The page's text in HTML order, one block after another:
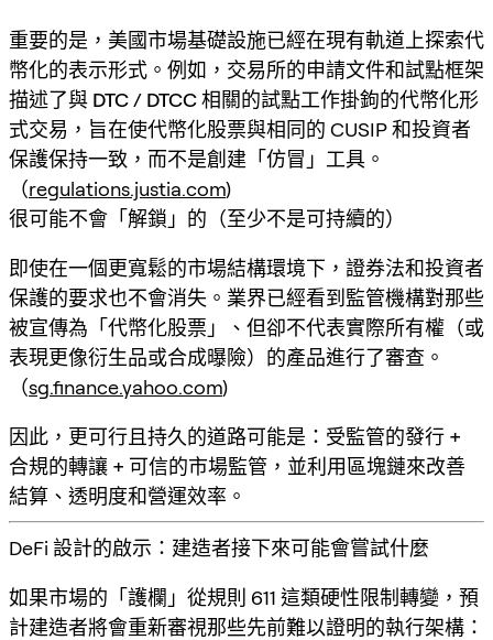
重要的是，美國市場基礎設施已經在現有軌道上探索代
幣化的表示形式。例如，交易所的申請文件和試點框架
描述了與 DTC / DTCC 相關的試點工作掛鉤的代幣化形
式交易 ，旨在使代幣化股票與相同的 CUSIP 和投資者
保護保持一致，而不是創建「仿冒」工具。
（regulations.justia.com)
很可能不會「解鎖」的（至少不是可持續的）
即使在一個更寬鬆的市場結構環境下， 證券法和投資者
保護的要求也不會消失 。業界已經看到監管機構對那些
被宣傳為「代幣化股票」、但卻不代表實際所有權（或
表現更像衍生品或合成曝險）的產品進行了審查。
（sg.finance.yahoo.com)
因此，更可行且持久的道路可能是： 受監管的發行 +
合規的轉讓 + 可信的市場監管 ，並利用區塊鏈來改善
結算、透明度和營運效率。
DeFi 設計的啟示：建造者接下來可能會嘗試什麼
如果市場的「護欄」從規則 611 這類硬性限制轉變，預
計建造者將會重新審視那些先前難以證明的執行架構：